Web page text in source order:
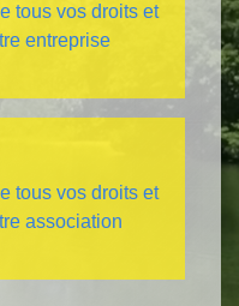
tous vos droits et
entreprise
tous vos droits et
association